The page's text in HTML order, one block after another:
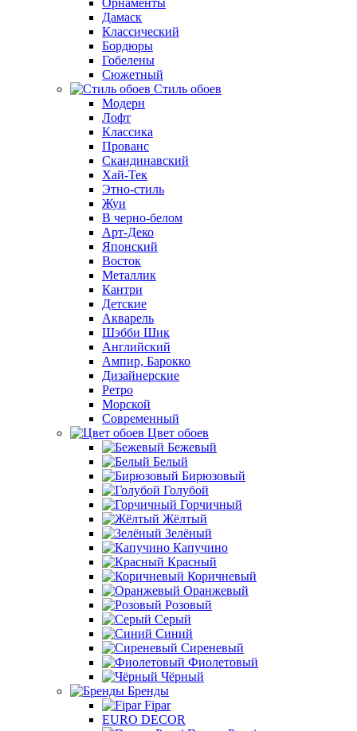
Орнаменты
Дамаск
Классический
Бордюры
Гобелены
Сюжетный
Стиль обоев
Модерн
Лофт
Классика
Прованс
Скандинавский
Хай-Тек
Этно-стиль
Жуи
В черно-белом
Арт-Деко
Японский
Восток
Металлик
Кантри
Детские
Акварель
Шэбби Шик
Английский
Ампир, Барокко
Дизайнерские
Ретро
Морской
Современный
Цвет обоев
Бежевый
Белый
Бирюзовый
Голубой
Горчичный
Жёлтый
Зелёный
Капучино
Красный
Коричневый
Оранжевый
Розовый
Серый
Синий
Сиреневый
Фиолетовый
Чёрный
Бренды
Fipar
EURO DECOR